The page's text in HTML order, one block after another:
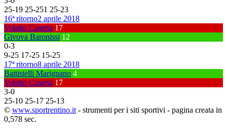
25-19 25-251 25-23
16ª ritorno2 aprile 2018
Volalto Caserta 17
Givova Baronissi 12
0-3
9-25 17-25 15-25
17ª ritorno8 aprile 2018
Battistelli Marignano 4
Volalto Caserta 17
3-0
25-10 25-17 25-13
© www.sportrentino.it - strumenti per i siti sportivi - pagina creata in
0,578 sec.